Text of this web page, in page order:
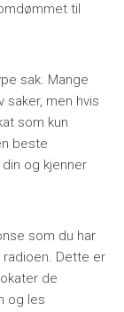
til
sak. Mange
men hvis
som kun
beste
og kjenner
som du har
Dette er
de
og les